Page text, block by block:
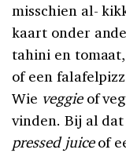
misschien al-
kaart onder
tahini en
of een
Wie veggie of
vinden. Bij al
pressed juiceof